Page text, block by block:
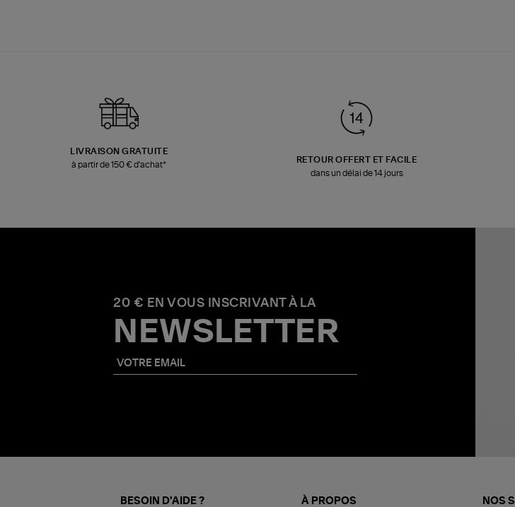
LIVRAISON GRATUITE
à partir de 150 € d'achat*
RETOUR OFFERT ET FACILE
dans un délai de 14 jours
20 € EN VOUS INSCRIVANT À LA
NEWSLETTER
BESOIN D'AIDE ? À PROPOS NOS